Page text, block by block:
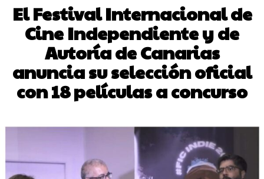
El Festival Internacional de
Cine Independiente y de
Autoría de Canarias
anuncia su selección oficial
con 18 películas a concurso